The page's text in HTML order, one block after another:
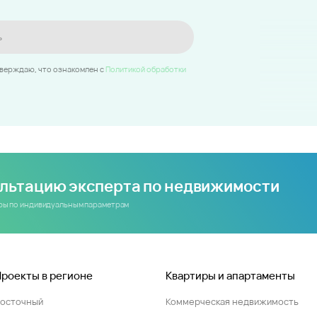
что ознакомлен c Политикой обработки
эксперта по недвижимости
по индивидуальным параметрам
в регионе Квартиры и апартаменты
Коммерческая недвижимость